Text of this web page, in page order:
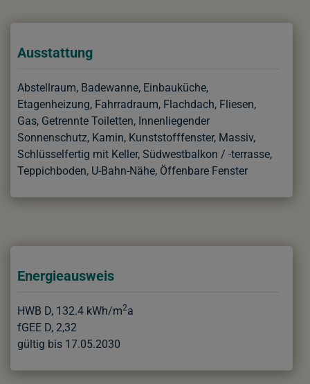
Ausstattung
Abstellraum Badewanne Einbauküche
Etagenheizung Fahrradraum Flachdach Fliesen
Gas Getrennte Toiletten Innenliegender
Sonnenschutz Kamin Kunststofffenster Massiv
Schlüsselfertig mit Keller Südwestbalkon / -terrasse
Teppichboden U-Bahn-Nähe Öffenbare Fenster
Energieausweis
HWB D, 132.4 kWh/m2a
fGEE D, 2,32
gültig bis 17.05.2030